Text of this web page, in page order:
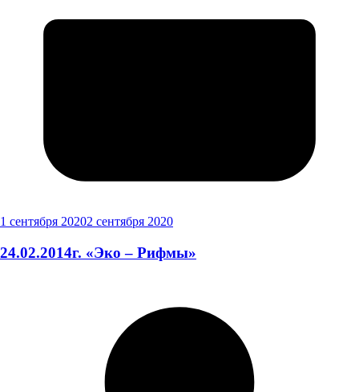
1 сентября 20202 сентября 2020
24.02.2014г. «Эко – Рифмы»